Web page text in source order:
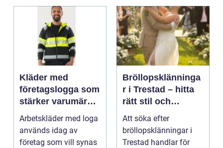
Kläder med
företagslogga som
stärker varumärket
varje dag
Arbetskläder med loga
används idag av
företag som vill synas
Bröllopsklänninga
r i Trestad – hitta
rätt stil och
passform inför den
stora dagen
Att söka efter
bröllopsklänningar i
Trestad handlar för